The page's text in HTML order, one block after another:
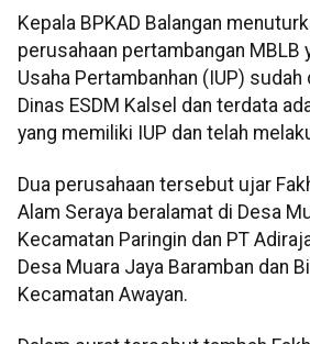
Kepala BPKAD Balangan
perusahaan pertambangan MBLB
Usaha Pertambanhan (IUP)
Dinas ESDM Kalsel dan terdata
yang memiliki IUP dan telah
Dua perusahaan tersebut ujar
Alam Seraya beralamat di Desa
Kecamatan Paringin dan PT
Desa Muara Jaya Baramban dan
Kecamatan Awayan.